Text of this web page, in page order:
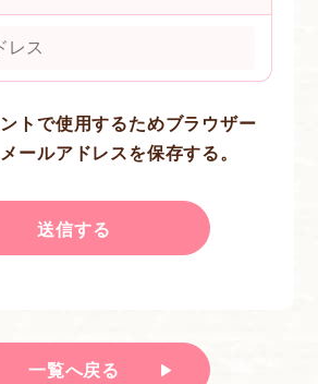
トで使用するためブラウザー
ールアドレスを保存する。
一覧へ戻る